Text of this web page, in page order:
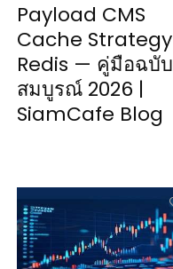
Payload CMS
Cache Strategy
Redis — คู่มือฉบับ
สมบูรณ์ 2026 |
SiamCafe Blog